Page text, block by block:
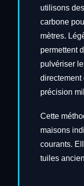
utilisons
carbone
mètres.
permettent
pulvériser
directement
précision
Cette
maisons
courants.
tuiles